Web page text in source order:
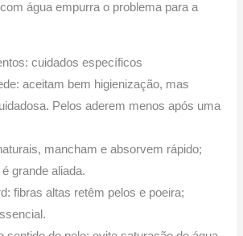
água empurra o problema para a
cuidados específicos
aceitam bem higienização, mas
Pelos aderem menos após uma
mancham e absorvem rápido;
grande aliada.
fibras altas retêm pelos e poeira;